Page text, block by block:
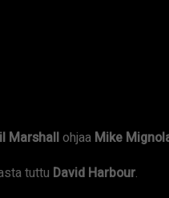
Marshallohjaa Mike
tuttu David Harbour.